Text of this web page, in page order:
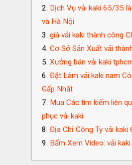
Dịch Vụ vải kaki 65/35
và Hà Nội
giá vải kaki thành công
Cơ Sở Sản Xuất vải
Xưởng bán vải kaki
Đặt Làm vải kaki nam
Gấp Nhất
Mua Các tìm kiếm liên
phục vải kaki
Địa Chỉ Công Ty vải kaki
Bấm Xem Video: vải